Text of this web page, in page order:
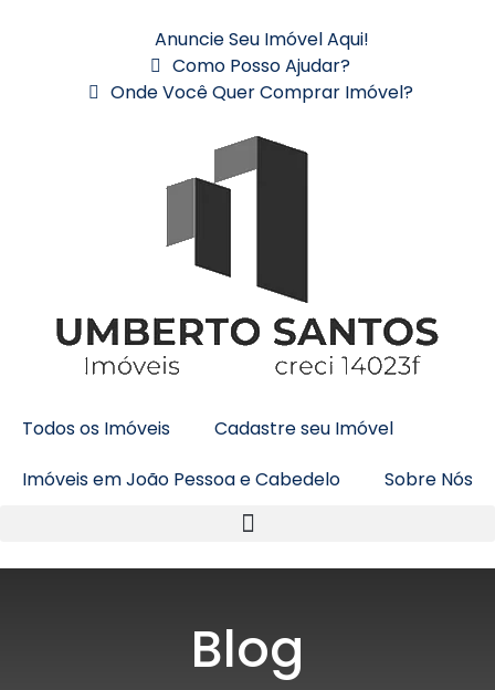
Anuncie Seu Imóvel Aqui!
Como Posso Ajudar?
Onde Você Quer Comprar Imóvel?
Todos os Imóveis
Cadastre seu Imóvel
Imóveis em João Pessoa e Cabedelo
Sobre Nós
Blog